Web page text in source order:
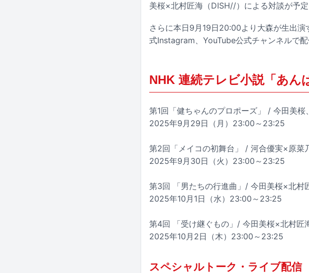
美桜×北村匠海（DISH//）による対談が予定
さらに本日9月19日20:00より大森が生出
式Instagram、YouTube公式チャンネルで配
NHK 連続テレビ小説「あん
第1回「健ちゃんのプロポーズ」 / 今田美桜
2025年9月29日（月）23:00～23:25
第2回「メイコの初舞台」 / 河合優実×原菜
2025年9月30日（火）23:00～23:25
第3回 「男たちの行進曲」/ 今田美桜×北村
2025年10月1日（水）23:00～23:25
第4回 「受け継ぐもの」/ 今田美桜×北村匠
2025年10月2日（木）23:00～23:25
スペシャルトーク・ライブ配信